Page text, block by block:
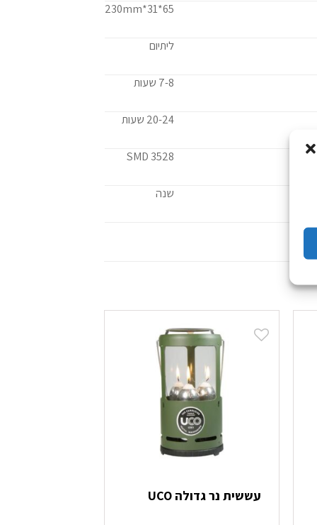
65*31*230mm
ליתיום
7-8 שעות
20-24 שעות
SMD 3528
שנה
עששית נר גדולה UCO